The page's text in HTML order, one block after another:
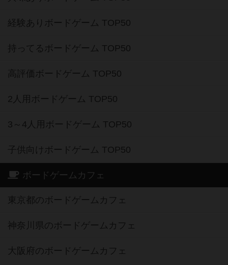
経験ありボードゲーム TOP50
持ってるボードゲーム TOP50
高評価ボードゲーム TOP50
2人用ボードゲーム TOP50
3～4人用ボードゲーム TOP50
子供向けボードゲーム TOP50
ボードゲームカフェ
東京都のボードゲームカフェ
神奈川県のボードゲームカフェ
大阪府のボードゲームカフェ